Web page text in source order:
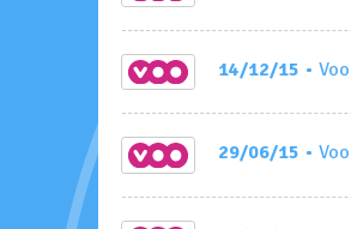
14/12/15 •
29/06/15 •